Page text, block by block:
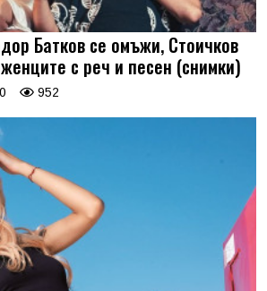
Батков се омъжи, Стоичков
с реч и песен (снимки)
0 952